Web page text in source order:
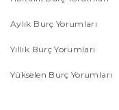
Aylık Burç Yorumları
Yıllık Burç Yorumları
Yükselen Burç Yorumları